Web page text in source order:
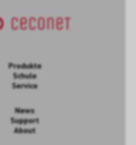
Produkte
Schule
Service
News
Support
About